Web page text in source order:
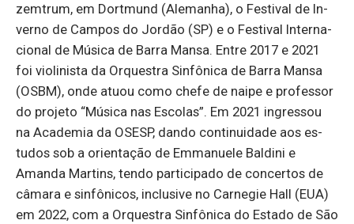
zem­trum, em Dort­mund (Ale­manha), o Fes­tival de In­
verno de Campos do Jordão (SP) e o Fes­tival In­ter­na­
ci­onal de Mú­sica de Barra Mansa. Entre 2017 e 2021
foi vi­o­li­nista da Or­questra Sinfô­nica de Barra Mansa
(OSBM), onde atuou como chefe de naipe e pro­fessor
do pro­jeto “Mú­sica nas Es­colas”. Em 2021 in­gressou
na Aca­demia da OSESP, dando con­ti­nui­dade aos es­
tudos sob a ori­en­tação de Em­ma­nuele Bal­dini e
Amanda Mar­tins, tendo par­ti­ci­pado de con­certos de
câ­mara e sinfô­nicos, in­clu­sive no Car­negie Hall (EUA)
em 2022, com a Or­questra Sinfô­nica do Es­tado de São